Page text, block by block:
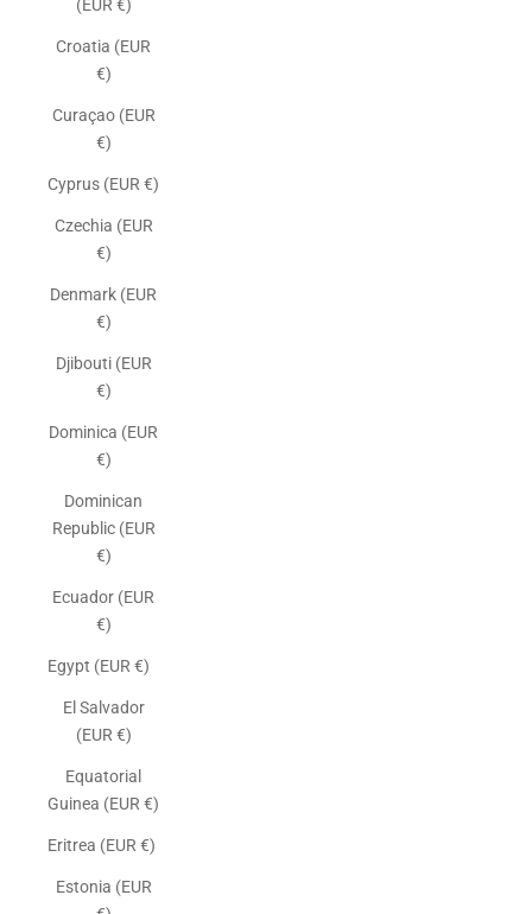
(EUR €)
Croatia (EUR
€)
Curaçao (EUR
€)
Cyprus (EUR €)
Czechia (EUR
€)
Denmark (EUR
€)
Djibouti (EUR
€)
Dominica (EUR
€)
Dominican
Republic (EUR
€)
Ecuador (EUR
€)
Egypt (EUR €)
El Salvador
(EUR €)
Equatorial
Guinea (EUR €)
Eritrea (EUR €)
Estonia (EUR